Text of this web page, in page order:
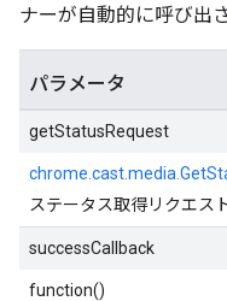
ナーが自動的に呼び出
パラメータ
getStatusRequest
ステータス取得リクエス
successCallback
function()